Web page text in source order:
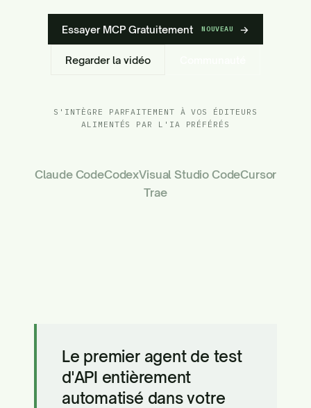
Essayer MCP Gratuitement NOUVEAU →
Regarder la vidéo
S'INTÈGRE PARFAITEMENT À VOS ÉDITEURS
ALIMENTÉS PAR L'IA PRÉFÉRÉS
Claude CodeCodexVisual Studio CodeCursor
Trae
Le premier agent de test
d'API entièrement
automatisé dans votre